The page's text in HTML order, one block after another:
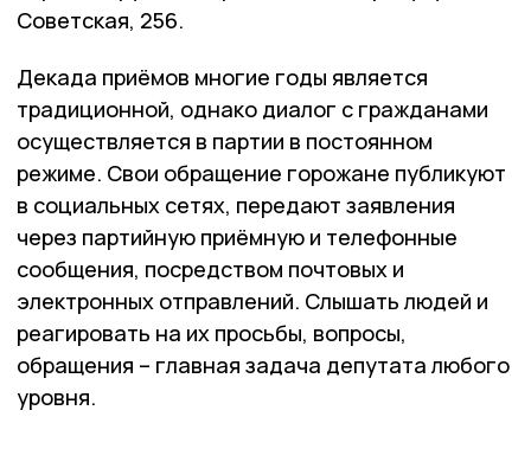
Советская, 256.
Декада приёмов многие годы является
традиционной, однако диалог с гражданами
осуществляется в партии в постоянном
режиме. Свои обращение горожане публикуют
в социальных сетях, передают заявления
через партийную приёмную и телефонные
сообщения, посредством почтовых и
электронных отправлений. Слышать людей и
реагировать на их просьбы, вопросы,
обращения – главная задача депутата любого
уровня.